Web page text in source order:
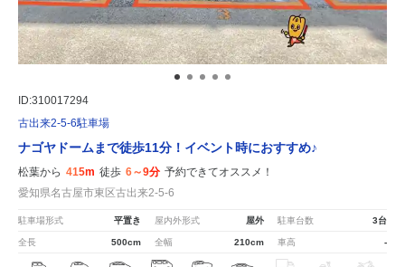
ID:310017294
古出来2-5-6駐車場
ナゴヤドームまで徒歩11分！イベント時におすすめ♪
松葉から 415m 徒歩 6～9分 予約できてオススメ！
愛知県名古屋市東区古出来2-5-6
駐車場形式 平置き 屋内外形式 屋外 駐車台数 3台
全長 500cm 全幅 210cm 車高 -